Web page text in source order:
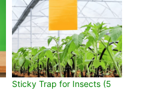
Sticky Trap for Insects (5